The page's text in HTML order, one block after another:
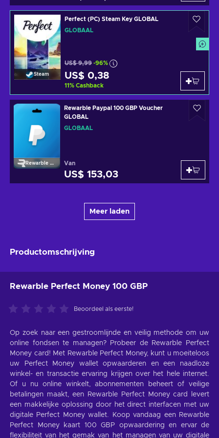
Steam
Perfect (PC) Steam Key GLOBAL
GLOBAAL
US$ 9,99 -96%
US$ 0,38
11% Cashback
Rewarble Paypal
Rewarble Paypal 100 GBP Voucher
GLOBAL
GLOBAAL
Van
US$ 153,03
Meer laden
Productomschrijving
Rewarble Perfect Money 100 GBP
Beoordeel als eerste!
Op zoek naar een gestroomlijnde en veilig methode om uw
online fondsen te managen? Probeer de Rewarble Perfect
Money card! Met Rewarble Perfect Money, kunt u moeiteloos
uw Perfect Money wallet opwaarderen en een naadloze
winkel- en transactie ervaring krijgen over het hele internet.
Of u nu online winkelt, abonnementen beheert of veilige
betalingen maakt, een Rewarble Perfect Money card levert
een makkelijke oplossing door het direct interfacen met uw
digitale Perfect Money wallet. Koop vandaag een Rewarble
Perfect Money kaart 100 GBP opwaardering en ervar de
flexibiliteit van het gemak van het managen van uw digitale